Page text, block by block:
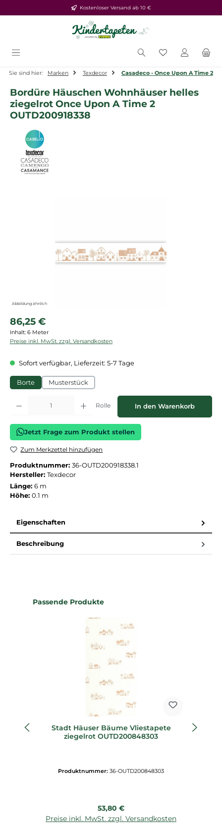
Zum Hauptinhalt springenKostenloser Versand ab 10 €
Du hast 0
Sie sind hier: Marken Texdecor Casadeco - Once Upon A Time 2
Bordüre Häuschen Wohnhäuser helles
ziegelrot Once Upon A Time 2
OUTD200918338
Abbildung ähnlich
Regulärer Preis:
86,25 €
Inhalt: 6 Meter
Preise inkl. MwSt. zzgl. Versandkosten
Sofort verfügbar, Lieferzeit: 5-7 Tage
Borte Musterstück
Produkt Anzahl: Gib den gewünschten Wert ein oder benutze die
Rolle In den Warenkorb
Jetzt Frage zum Produkt stellen
Zum Merkzettel hinzufügen
Produktnummer: 36-OUTD200918338.1
Hersteller: Texdecor
Länge: 6 m
Höhe: 0.1 m
Eigenschaften
Beschreibung
Produktgalerie überspringen
Passende Produkte
Stadt Häuser Bäume Vliestapete
ziegelrot OUTD200848303
Produktnummer: 36-OUTD200848303
Regulärer Preis:
53,80 €
Preise inkl. MwSt. zzgl. Versandkosten